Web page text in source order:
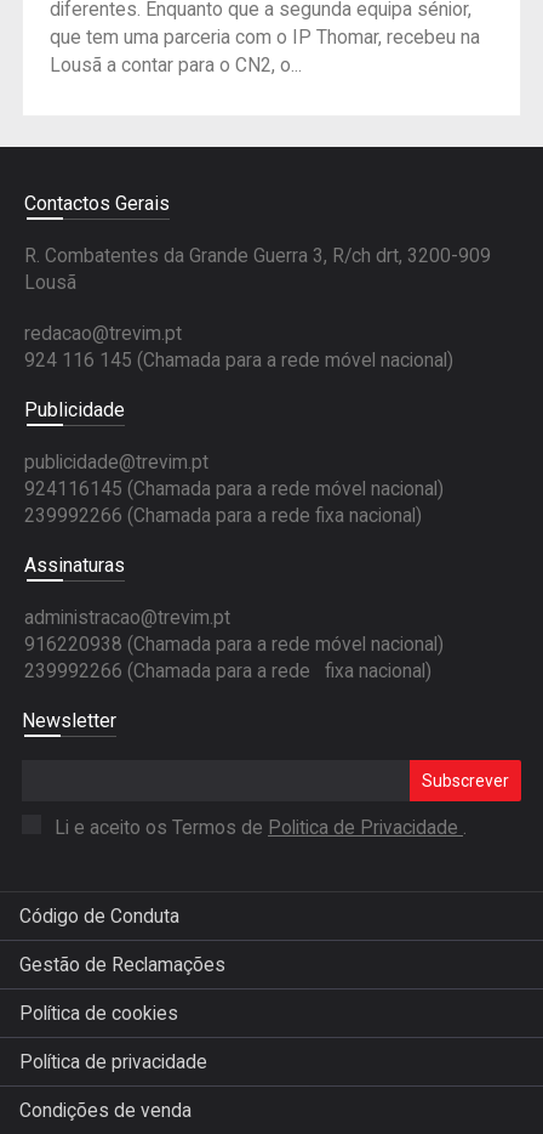
diferentes. Enquanto que a segunda equipa sénior,
que tem uma parceria com o IP Thomar, recebeu na
Lousã a contar para o CN2, o...
Contactos Gerais
R. Combatentes da Grande Guerra 3, R/ch drt, 3200-909
Lousã
redacao@trevim.pt
924 116 145 (Chamada para a rede móvel nacional)
Publicidade
publicidade@trevim.pt
924116145 (Chamada para a rede móvel nacional)
239992266 (Chamada para a rede fixa nacional)
Assinaturas
administracao@trevim.pt
916220938 (Chamada para a rede móvel nacional)
239992266 (Chamada para a rede fixa nacional)
Newsletter
Subscrever
Li e aceito os Termos de Politica de Privacidade .
Código de Conduta
Gestão de Reclamações
Política de cookies
Política de privacidade
Condições de venda